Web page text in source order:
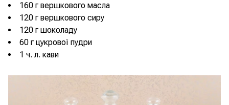
160 г вершкового масла
120 г вершкового сиру
120 г шоколаду
60 г цукрової пудри
1 ч. л. кави